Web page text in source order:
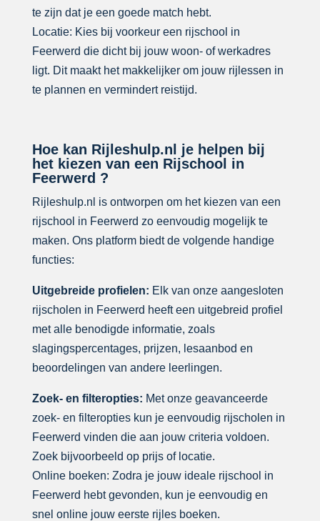
te zijn dat je een goede match hebt.
Locatie: Kies bij voorkeur een rijschool in
Feerwerd die dicht bij jouw woon- of werkadres
ligt. Dit maakt het makkelijker om jouw rijlessen in
te plannen en vermindert reistijd.
Hoe kan Rijleshulp.nl je helpen bij
het kiezen van een Rijschool in
Feerwerd ?
Rijleshulp.nl is ontworpen om het kiezen van een
rijschool in Feerwerd zo eenvoudig mogelijk te
maken. Ons platform biedt de volgende handige
functies:
Uitgebreide profielen: Elk van onze aangesloten
rijscholen in Feerwerd heeft een uitgebreid profiel
met alle benodigde informatie, zoals
slagingspercentages, prijzen, lesaanbod en
beoordelingen van andere leerlingen.
Zoek- en filteropties: Met onze geavanceerde
zoek- en filteropties kun je eenvoudig rijscholen in
Feerwerd vinden die aan jouw criteria voldoen.
Zoek bijvoorbeeld op prijs of locatie.
Online boeken: Zodra je jouw ideale rijschool in
Feerwerd hebt gevonden, kun je eenvoudig en
snel online jouw eerste rijles boeken.